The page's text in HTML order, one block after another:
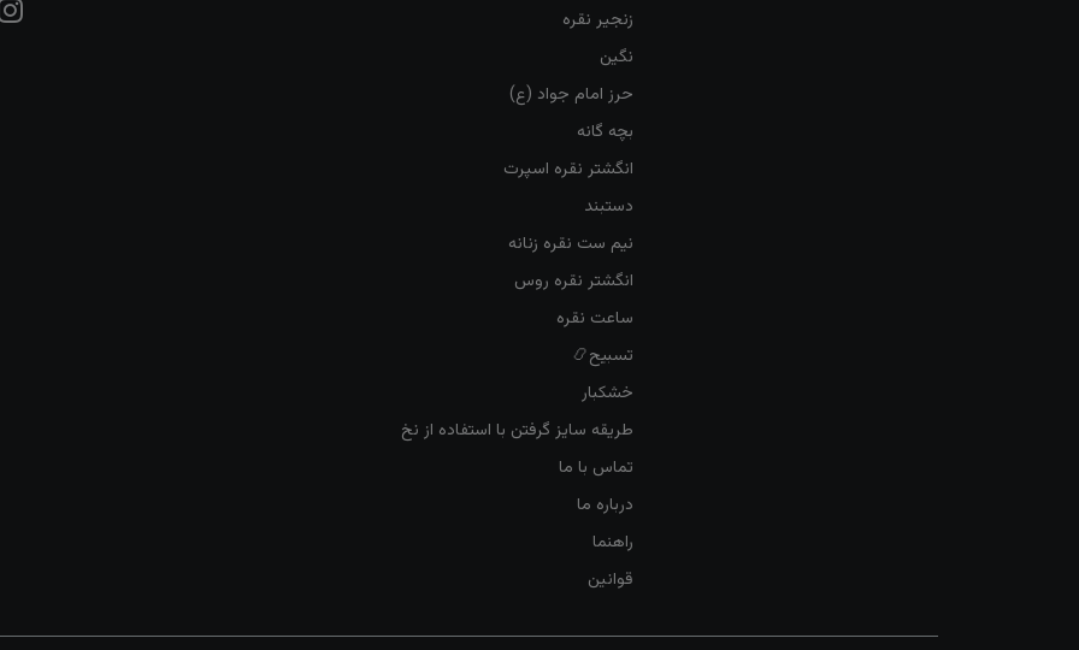
زنجیر نقره
نگین
حرز امام جواد (ع)
بچه گانه
انگشتر نقره اسپرت
دستبند
نیم ست نقره زنانه
انگشتر نقره روس
ساعت نقره
تسبیح📿
خشکبار
طریقه سایز گرفتن با استفاده از نخ
تماس با ما
درباره ما
راهنما
قوانین